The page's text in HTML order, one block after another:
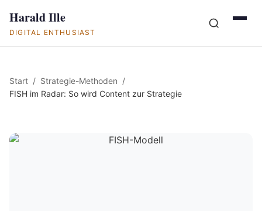
Harald Ille
DIGITAL ENTHUSIAST
Start
Strategie-Methoden
FISH im Radar: So wird Content zur Strategie